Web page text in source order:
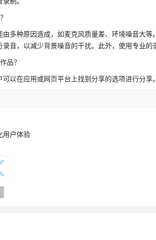
多种原因造成，如麦克风质量差、环境噪音大
录音，以减少背景噪音的干扰。此外，使用专业
品？
以在应用或网页平台上找到分享的选项进行分享
用户体验